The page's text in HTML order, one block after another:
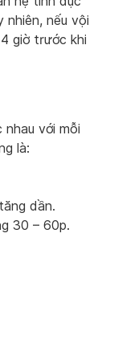
nhiên, nếu vội
giờ trước khi
với mỗi
là:
dần.
30 – 60p.